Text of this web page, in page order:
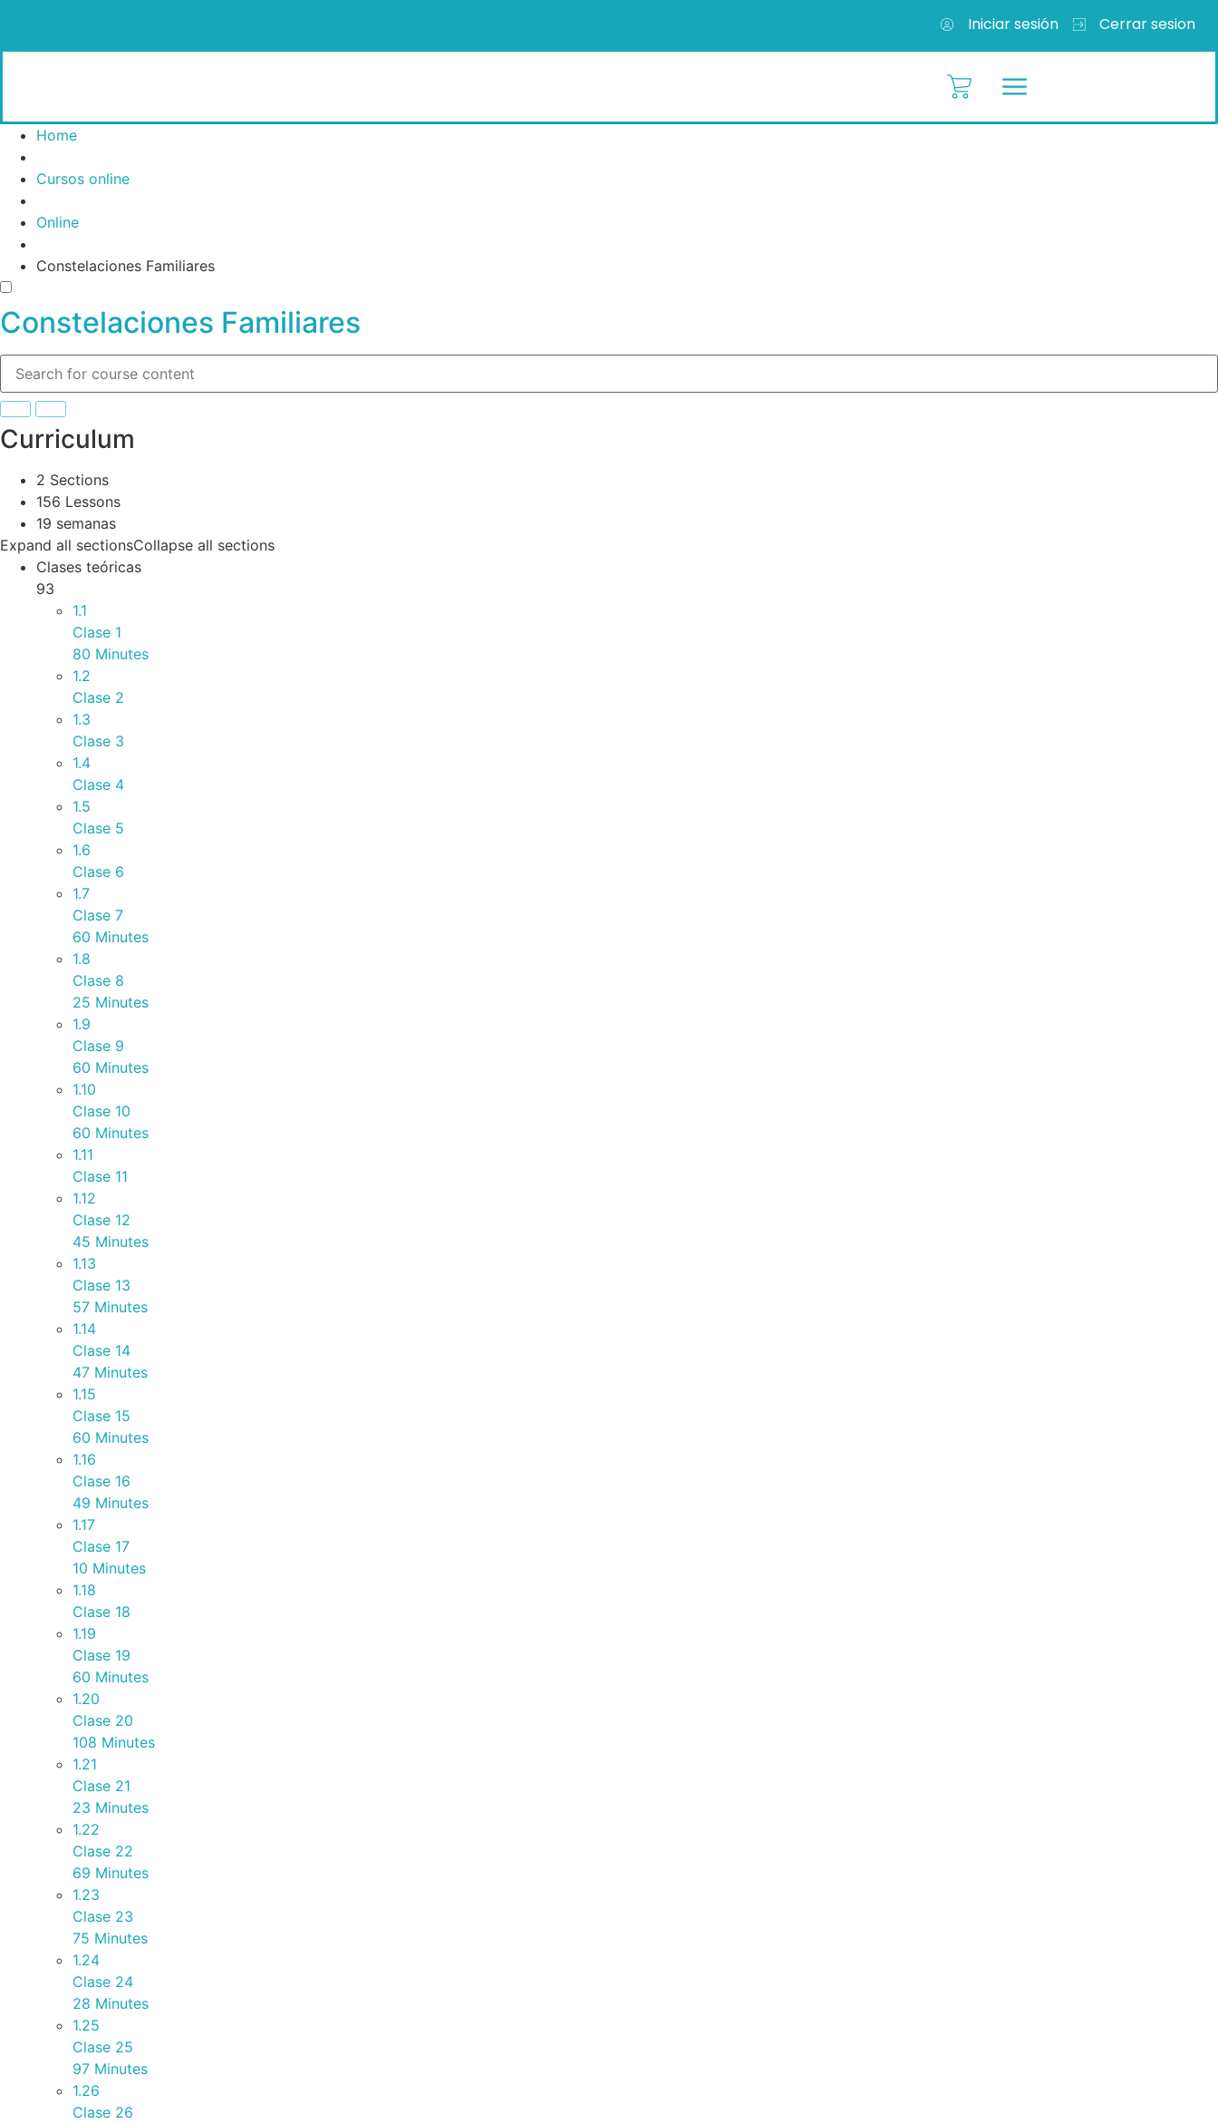
Iniciar sesión Cerrar sesion
Home
Cursos online
Online
Constelaciones Familiares
Constelaciones Familiares
Curriculum
2 Sections
156 Lessons
19 semanas
Expand all sectionsCollapse all sections
Clases teóricas
93
1.1
Clase 1
80 Minutes
1.2
Clase 2
1.3
Clase 3
1.4
Clase 4
1.5
Clase 5
1.6
Clase 6
1.7
Clase 7
60 Minutes
1.8
Clase 8
25 Minutes
1.9
Clase 9
60 Minutes
1.10
Clase 10
60 Minutes
1.11
Clase 11
1.12
Clase 12
45 Minutes
1.13
Clase 13
57 Minutes
1.14
Clase 14
47 Minutes
1.15
Clase 15
60 Minutes
1.16
Clase 16
49 Minutes
1.17
Clase 17
10 Minutes
1.18
Clase 18
1.19
Clase 19
60 Minutes
1.20
Clase 20
108 Minutes
1.21
Clase 21
23 Minutes
1.22
Clase 22
69 Minutes
1.23
Clase 23
75 Minutes
1.24
Clase 24
28 Minutes
1.25
Clase 25
97 Minutes
1.26
Clase 26